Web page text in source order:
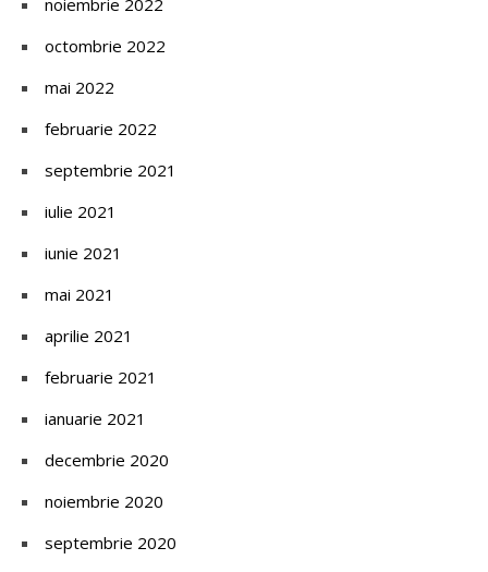
noiembrie 2022
octombrie 2022
mai 2022
februarie 2022
septembrie 2021
iulie 2021
iunie 2021
mai 2021
aprilie 2021
februarie 2021
ianuarie 2021
decembrie 2020
noiembrie 2020
septembrie 2020